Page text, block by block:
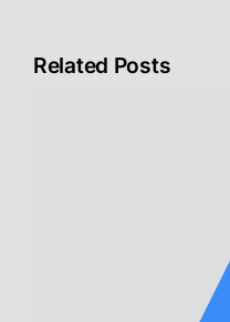
Related Posts